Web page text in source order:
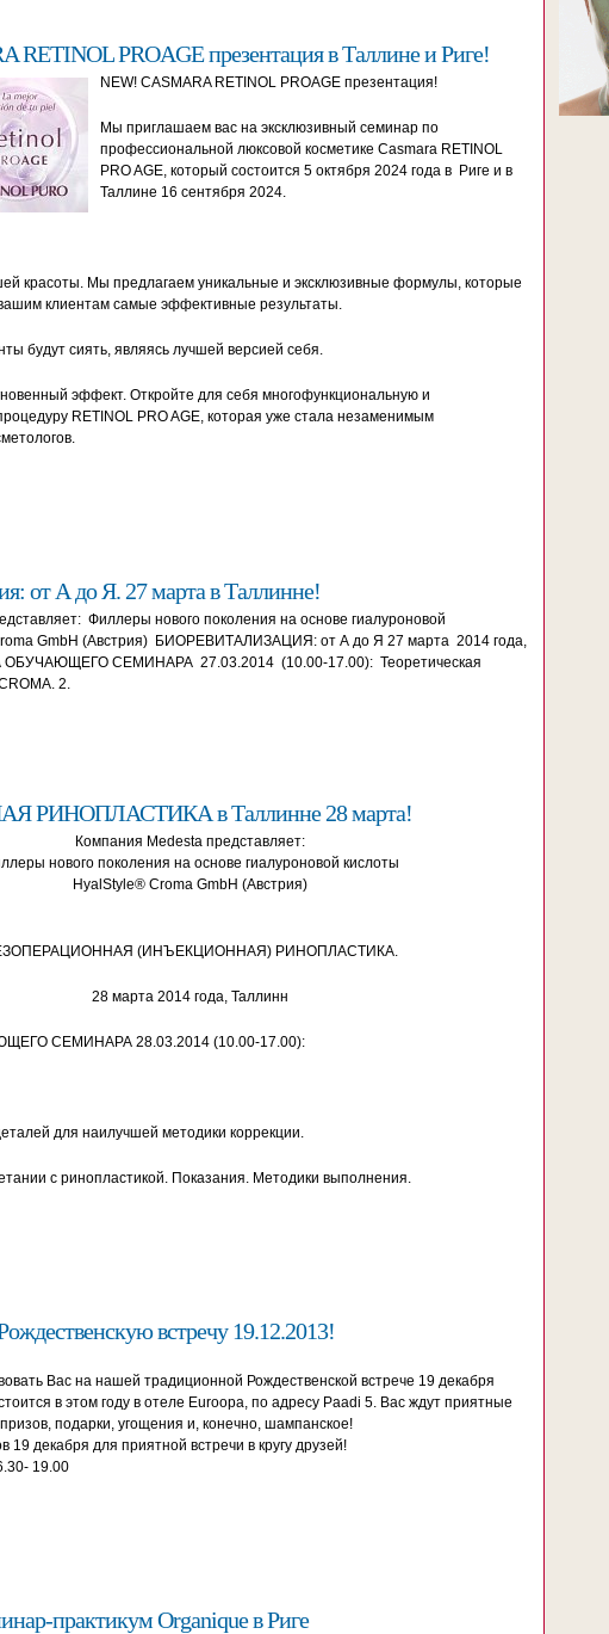
RETINOL PROAGE презентация в Таллине и Риге!
NEW! CASMARA RETINOL PROAGE презентация!
Мы приглашаем вас на эксклюзивный семинар по
профессиональной люксовой косметике Casmara RETINOL
PRO AGE, который состоится 5 октября 2024 года в Риге и в
Таллине 16 сентября 2024.
красоты. Мы предлагаем уникальные и эксклюзивные формулы, которые
клиентам самые эффективные результаты.
будут сиять, являясь лучшей версией себя.
эффект. Откройте для себя многофункциональную и
RETINOL PRO AGE, которая уже стала незаменимым
от А до Я. 27 марта в Таллинне!
Филлеры нового поколения на основе гиалуроновой
GmbH (Австрия) БИОРЕВИТАЛИЗАЦИЯ: от А до Я 27 марта 2014 года,
СЕМИНАРА 27.03.2014 (10.00-17.00): Теоретическая
2.
РИНОПЛАСТИКА в Таллинне 28 марта!
Компания Меdesta представляет:
нового поколения на основе гиалуроновой кислоты
HyalStyle® Croma GmbH (Австрия)
(ИНЪЕКЦИОННАЯ) РИНОПЛАСТИКА.
28 марта 2014 года, Таллинн
СЕМИНАРА 28.03.2014 (10.00-17.00):
для наилучшей методики коррекции.
с ринопластикой. Показания. Методики выполнения.
встречу 19.12.2013!
Вас на нашей традиционной Рождественской встрече 19 декабря
в этом году в отеле Euroopa, по адресу Paadi 5. Вас ждут приятные
подарки, угощения и, конечно, шампанское!
19 декабря для приятной встречи в кругу друзей!
19.00
практикум Organique в Риге